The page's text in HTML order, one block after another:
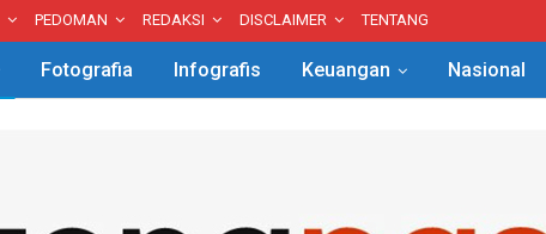
PEDOMAN REDAKSI DISCLAIMER TENTANG
Fotografia Infografis Keuangan Nasional